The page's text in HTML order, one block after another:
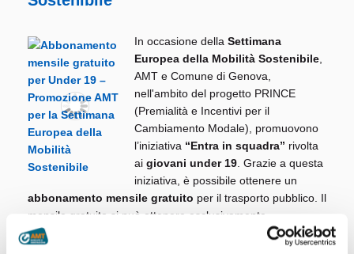
In occasione della Settimana
Europea della Mobilità Sostenibile,
AMT e Comune di Genova,
nell'ambito del progetto PRINCE
(Premialità e Incentivi per il
Cambiamento Modale), promuovono
l’iniziativa “Entra in squadra” rivolta
ai giovani under 19. Grazie a questa
iniziativa, è possibile ottenere un
abbonamento mensile gratuito per il trasporto pubblico. Il
mensile gratuito si può ottenere esclusivamente...